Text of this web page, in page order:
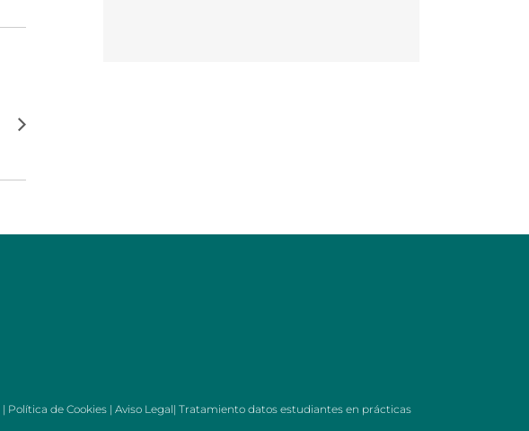
| Política de Cookies | Aviso Legal| Tratamiento datos estudiantes en prácticas